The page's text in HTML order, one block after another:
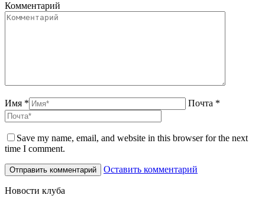
Комментарий
Имя * Почта *
Save my name, email, and website in this browser for the next
time I comment.
Оставить комментарий
Новости клуба